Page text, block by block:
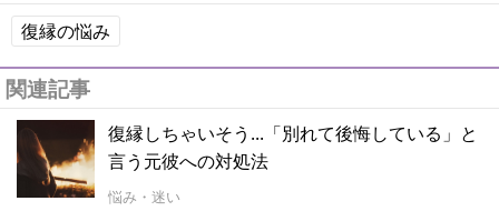
復縁の悩み
関連記事
復縁しちゃいそう...「別れて後悔している」と
言う元彼への対処法
悩み・迷い